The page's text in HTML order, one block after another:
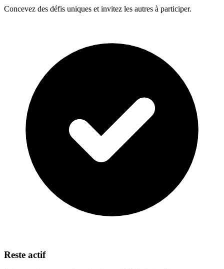
Concevez des défis uniques et invitez les autres à participer.
Reste actif